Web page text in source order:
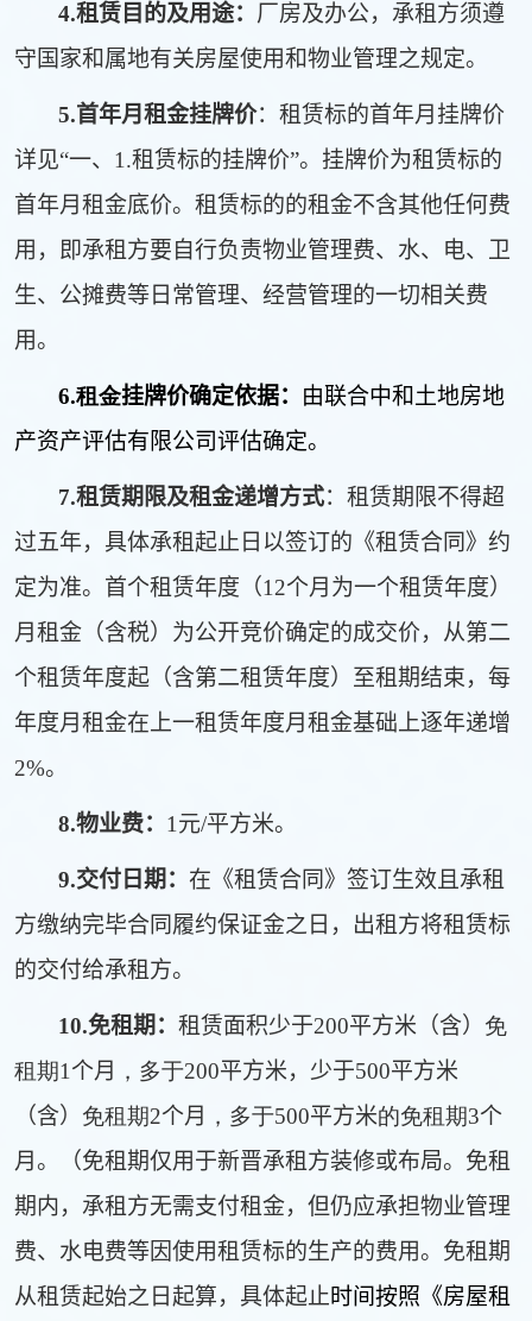
4.租赁目的及用途： 厂房及办公，承租方须遵
守国家和属地有关房屋使用和物业管理之规定。
5.首年月租金挂牌价：租赁标的首年月挂牌价
详见“一、 1.租赁标的挂牌价”。 挂牌价为租赁标的
首年月租金底价。租赁标的的租金不含其他任何费
用，即承租方要自行负责物业管理费、水、电、卫
生、公摊费等日常管理、经营管理的一切相关费
用。
6.租金挂牌价确定依据： 由联合中和土地房地
产资产评估有限公司评估确定。
7.租赁期限及租金递增方式： 租赁期限不得超
过五年， 具体承租起止日以签订的 《租赁合同》约
定为准。首个租赁年度（12个月为一个租赁年度）
月租金（含税）为公开竞价确定的成交价，从第二
个租赁年度起（含第二租赁年度）至租期结束，每
年度月租金在上一租赁年度月租金基础上逐年递增
2%。
8.物业费： 1 元/平方米。
9.交付日期： 在《租赁合同》签订生效且承租
方缴纳完毕合同履约保证金之日，出租方将租赁标
的交付给承租方。
10.免租期： 租赁面积少于200平方米（含） 免
租期1 个月 ，多于200平方米，少于500平方米
（含） 免租期2个月 ，多于500平方米的免租期3个
月。（免租期仅用于新晋承租方装修或布局。免租
期内，承租方无需支付租金，但仍应承担物业管理
费、水电费等因使用租赁标的生产的费用。免租期
从租赁起始之日起算，具体起止时间按照《房屋租